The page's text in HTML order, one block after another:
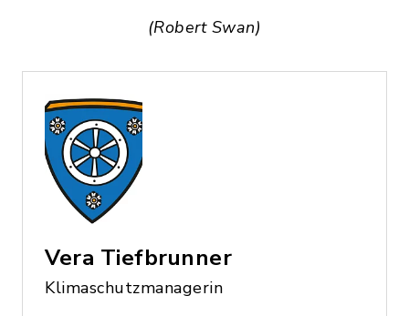
(Robert Swan)
Vera Tiefbrunner
Klimaschutzmanagerin